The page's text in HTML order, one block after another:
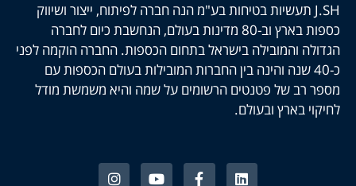
J.SH תעשיות בטיחות בע"מ הנה חברה לפיתוח, ייצור ושיווק
כספות בארץ וב-80 מדינות בעולם, הנחשבת כיום לחברה
הגדולה והמובילה בישראל בתחום הכספות. החברה הוקמה לפני
כ-40 שנה והינה בין החברות המובילות בעולם הכספות עם
מספר רב של פטנטים הרשומים על שמה והיא משמשת מודל
לחיקוי בארץ ובעולם.